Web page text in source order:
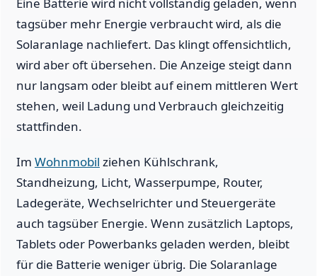
tagsüber mehr Energie verbraucht wird, als die
Solaranlage nachliefert. Das klingt offensichtlich,
wird aber oft übersehen. Die Anzeige steigt dann
nur langsam oder bleibt auf einem mittleren Wert
stehen, weil Ladung und Verbrauch gleichzeitig
stattfinden.
Im Wohnmobil ziehen Kühlschrank,
Standheizung, Licht, Wasserpumpe, Router,
Ladegeräte, Wechselrichter und Steuergeräte
auch tagsüber Energie. Wenn zusätzlich Laptops,
Tablets oder Powerbanks geladen werden, bleibt
für die Batterie weniger übrig. Die Solaranlage